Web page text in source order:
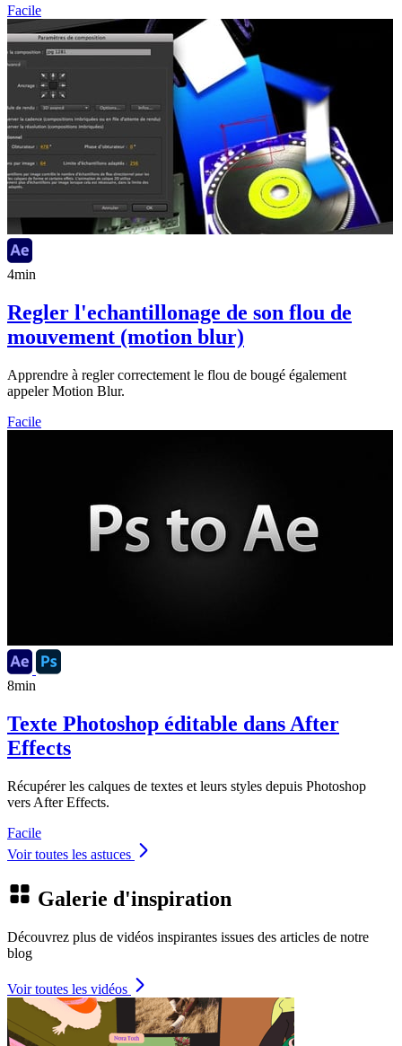
Facile
4min
Regler l'echantillonage de son flou de
mouvement (motion blur)
Apprendre à regler correctement le flou de bougé également
appeler Motion Blur.
Facile
8min
Texte Photoshop éditable dans After
Effects
Récupérer les calques de textes et leurs styles depuis Photoshop
vers After Effects.
Facile
Voir toutes les astuces
Galerie d'inspiration
Découvrez plus de vidéos inspirantes issues des articles de notre
blog
Voir toutes les vidéos